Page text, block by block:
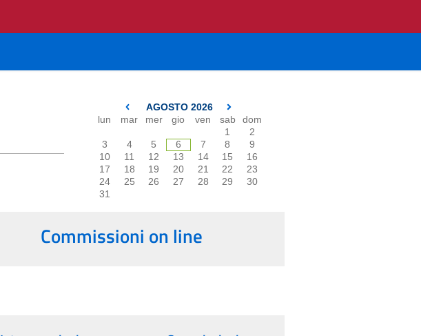
AGOSTO 2026
lun
mar mer gio ven sab
dom
1
2
3
4 5 6 7 8
9
10
11 12 13 14 15
16
17
18 19 20 21 22
23
24
25 26 27 28 29
30
31
Commissioni on line